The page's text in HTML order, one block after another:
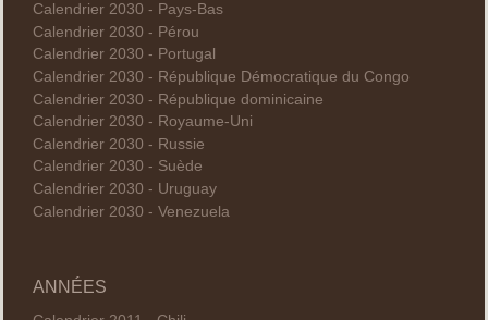
Calendrier 2030 - Pays-Bas
Calendrier 2030 - Pérou
Calendrier 2030 - Portugal
Calendrier 2030 - République Démocratique du Congo
Calendrier 2030 - République dominicaine
Calendrier 2030 - Royaume-Uni
Calendrier 2030 - Russie
Calendrier 2030 - Suède
Calendrier 2030 - Uruguay
Calendrier 2030 - Venezuela
ANNÉES